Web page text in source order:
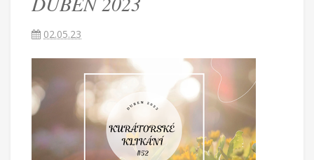
Turecku
píše
blog
životě
cizích
zemích,
mateřství
02.05.23